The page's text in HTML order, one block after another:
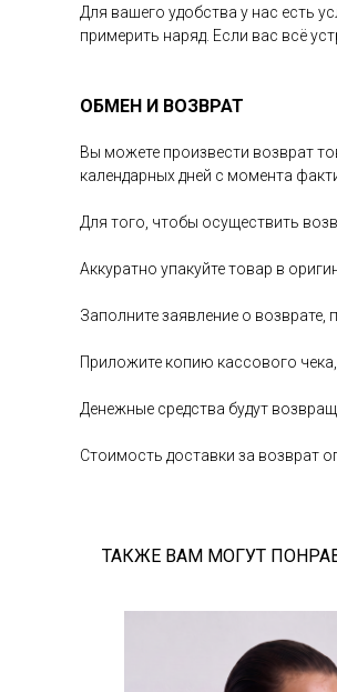
Для вашего удобства у нас есть
примерить наряд. Если вас всё
ОБМЕН И ВОЗВРАТ
Вы можете произвести возврат
календарных дней с момента
Для того, чтобы осуществить
Аккуратно упакуйте товар в
Заполните заявление о возврате,
Приложите копию кассового
Денежные средства будут
Стоимость доставки за возврат
ТАКЖЕ ВАМ МОГУТ